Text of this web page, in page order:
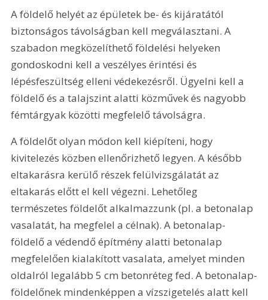
A földelő helyét az épületek be- és kijáratától
biztonságos távolságban kell megválasztani. A
szabadon megközelíthető földelési helyeken
gondoskodni kell a veszélyes érintési és
lépésfeszültség elleni védekezésről. Ügyelni kell a
földelő és a talajszint alatti közművek és nagyobb
fémtárgyak közötti megfelelő távolságra.
A földelőt olyan módon kell kiépíteni, hogy
kivitelezés közben ellenőrizhető legyen. A később
eltakarásra kerülő részek felülvizsgálatát az
eltakarás előtt el kell végezni. Lehetőleg
természetes földelőt alkalmazzunk (pl. a betonalap
vasalatát, ha megfelel a célnak). A betonalap-
földelő a védendő építmény alatti betonalap
megfelelően kialakított vasalata, amelyet minden
oldalról legalább 5 cm betonréteg fed. A betonalap-
földelőnek mindenképpen a vízszigetelés alatt kell